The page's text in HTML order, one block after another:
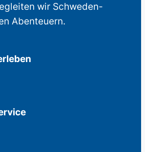
wir Schweden-
Abenteuern.